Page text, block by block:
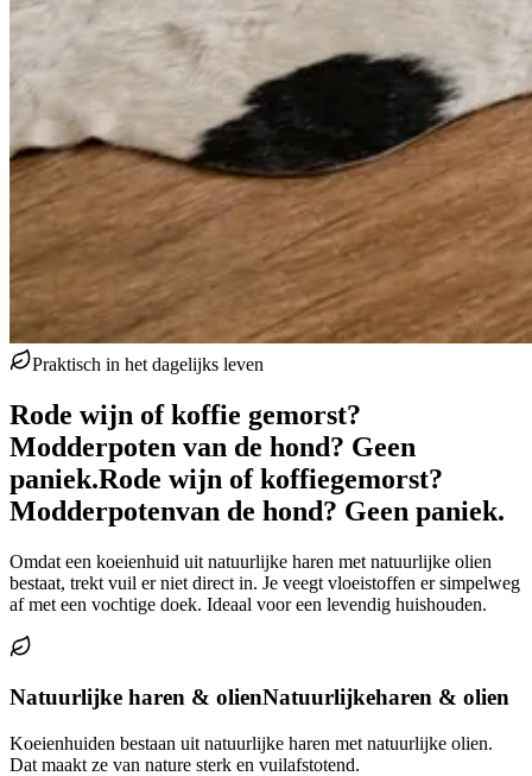
Praktisch in het dagelijks leven
Rode wijn of koffie gemorst?
Modderpoten van de hond? Geen
paniek.Rode wijn of koffiegemorst?
Modderpotenvan de hond? Geen paniek.
Omdat een koeienhuid uit natuurlijke haren met natuurlijke olien
bestaat, trekt vuil er niet direct in. Je veegt vloeistoffen er simpelweg
af met een vochtige doek. Ideaal voor een levendig huishouden.
Natuurlijke haren & olienNatuurlijkeharen & olien
Koeienhuiden bestaan uit natuurlijke haren met natuurlijke olien.
Dat maakt ze van nature sterk en vuilafstotend.